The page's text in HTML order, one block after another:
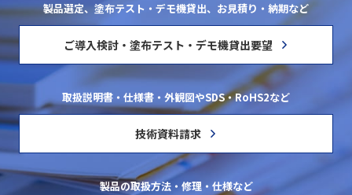
製品選定、塗布テスト・デモ機貸出、お見積り・納期など
ご導入検討・塗布テスト・デモ機貸出要望
取扱説明書・仕様書・外観図やSDS・RoHS2など
技術資料請求
製品の取扱方法・修理・仕様など